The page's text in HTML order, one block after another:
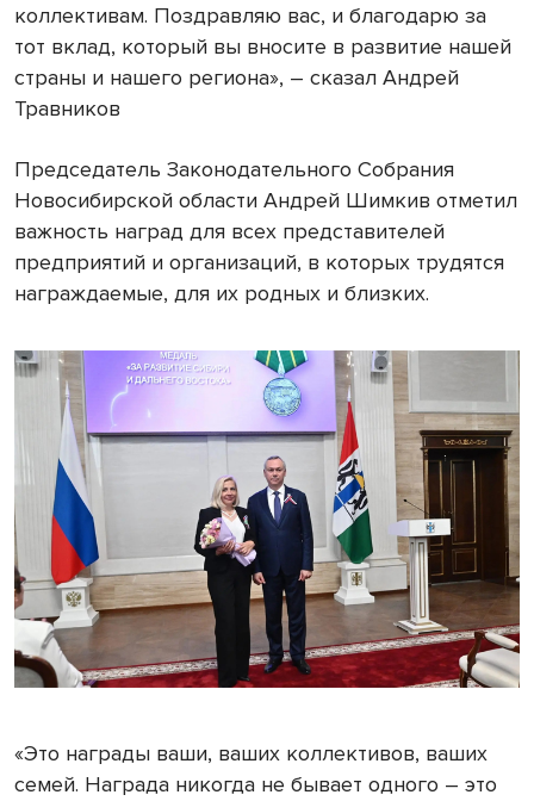
коллективам. Поздравляю вас, и благодарю за
тот вклад, который вы вносите в развитие нашей
страны и нашего региона», – сказал Андрей
Травников
Председатель Законодательного Собрания
Новосибирской области Андрей Шимкив отметил
важность наград для всех представителей
предприятий и организаций, в которых трудятся
награждаемые, для их родных и близких.
«Это награды ваши, ваших коллективов, ваших
семей. Награда никогда не бывает одного – это